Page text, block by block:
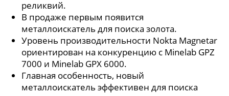
реликвий.
В продаже первым появится
металлоискатель для поиска золота.
Уровень производительности Nokta Magnetar
ориентирован на конкуренцию с Minelab GPZ
7000 и Minelab GPX 6000.
Главная особенность, новый
металлоискатель эффективен для поиска